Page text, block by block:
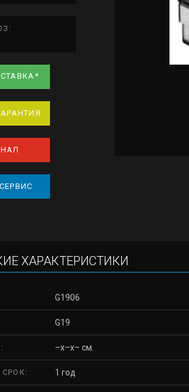
ХАРАКТЕРИСТИКИ
G1906
G19
–x–x– см.
1 год